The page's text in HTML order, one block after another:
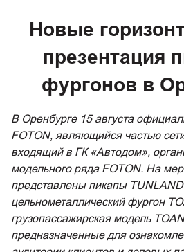
Новые
презентация
фургонов в
В Оренбурге 15 августа
FOTON, являющийся частью
входящий в ГК «Автодом»,
модельного ряда FOTON. На
представлены пикапы
цельнометаллический фургон
грузопассажирская модель
предназначенные для